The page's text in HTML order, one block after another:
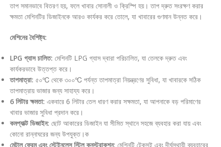
তাপ সমানভাবে বিতরণ হয়, ফলে খাবার সোনালী ও ক্রিস্পি হয়। তাপ দ্রুত সংরক্ষণ করার
ক্ষমতা মেশিনটির ডিজাইনকে আরও কার্যকর করে তোলে, যা খাবারের গুণমান উন্নত করে।
মেশিনের বৈশিষ্ট্য:
LPG গ্যাস চালিত: মেশিনটি LPG গ্যাস দ্বারা পরিচালিত, যা তেলকে দ্রুত এবং
কার্যকরভাবে উত্তপ্ত করে।
তাপমাত্রা: ৫০℃ থেকে ৩০০℃ পর্যন্ত তাপমাত্রা নিয়ন্ত্রণের সুবিধা, যা খাবারকে সঠিক
তাপমাত্রায় ভাজার জন্য সাহায্য করে।
6 লিটার ক্ষমতা: একবারে 6 লিটার তেল ধারণ করার সক্ষমতা, যা আপনাকে বড় পরিমাণের
খাবার ভাজার সুবিধা প্রদান করে।
কমপ্যাক্ট ডিজাইন: ছোট আকারের ডিজাইন যা সীমিত স্থানে সহজে ব্যবহার করা যায় এবং
কোনো রান্নাঘরের জন্য উপযুক্ত।ক
মেটাল ফ্রেম এবং স্টেইনলেস স্টিল কনস্ট্রাকশন: মেশিনটি টেকসই এবং দীর্ঘস্থায়ী ব্যবহারের